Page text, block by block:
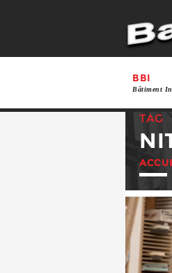
BBI
Bâtiment
TAG